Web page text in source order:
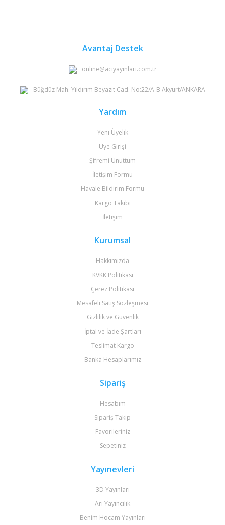
Avantaj Destek
online@aciyayinlari.com.tr
Büğdüz Mah. Yıldırım Beyazıt Cad. No:22/A-B Akyurt/ANKARA
Yardım
Yeni Üyelik
Üye Girişi
Şifremi Unuttum
İletişim Formu
Havale Bildirim Formu
Kargo Takibi
İletişim
Kurumsal
Hakkımızda
KVKK Politikası
Çerez Politikası
Mesafeli Satış Sözleşmesi
Gizlilik ve Güvenlik
İptal ve İade Şartları
Teslimat Kargo
Banka Hesaplarımız
Sipariş
Hesabım
Sipariş Takip
Favorileriniz
Sepetiniz
Yayınevleri
3D Yayınları
Arı Yayıncılık
Benim Hocam Yayınları